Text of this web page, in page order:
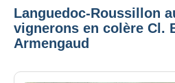
Languedoc-Roussillon
vignerons en colère Cl.
Armengaud